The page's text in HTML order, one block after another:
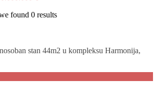
found 0 results
stan 44m2 u kompleksu Harmonija,